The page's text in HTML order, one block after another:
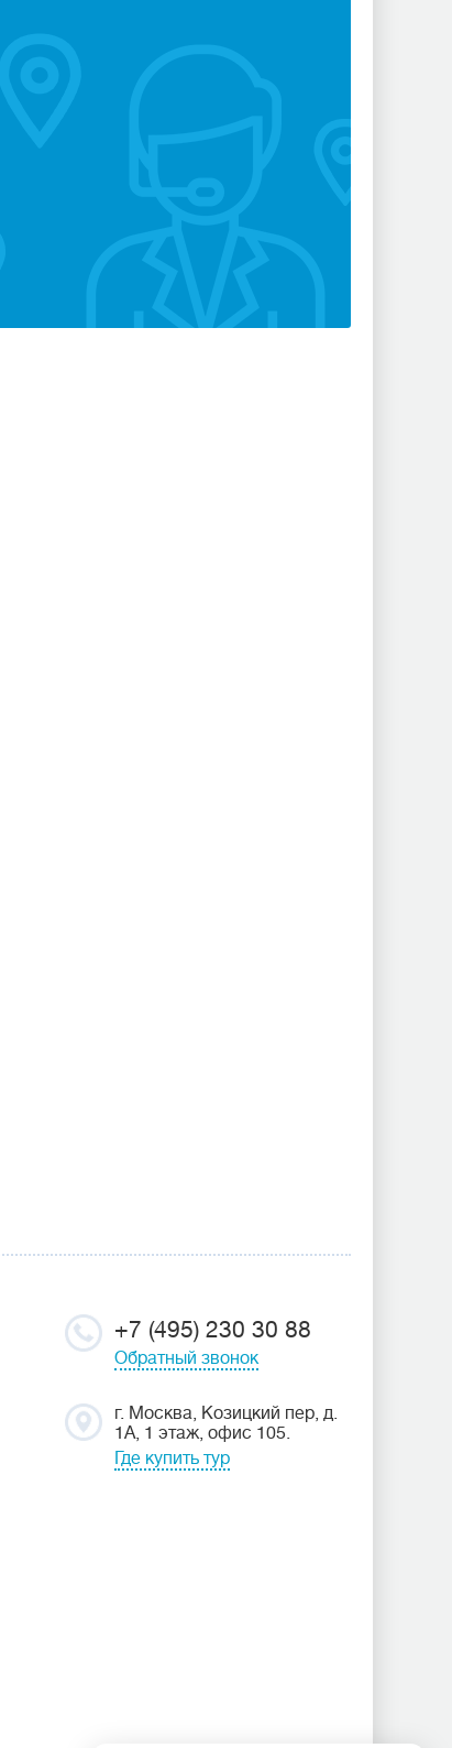
+7 (495) 230 30 88
Обратный звонок
г. Москва, Козицкий пер, д.
1А, 1 этаж, офис 105.
Где купить тур